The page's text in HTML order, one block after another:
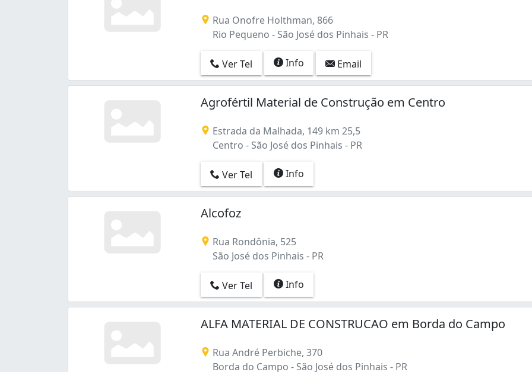
Rua Onofre Holthman, 866
Rio Pequeno - São José dos Pinhais - PR
Ver Tel Info Email
Agrofértil Material de Construção em Centro
Estrada da Malhada, 149 km 25,5
Centro - São José dos Pinhais - PR
Ver Tel Info
Alcofoz
Rua Rondônia, 525
São José dos Pinhais - PR
Ver Tel Info
ALFA MATERIAL DE CONSTRUCAO em Borda do Campo
Rua André Perbiche, 370
Borda do Campo - São José dos Pinhais - PR